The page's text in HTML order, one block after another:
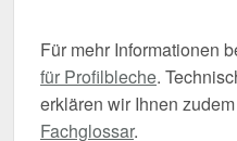
Für mehr Informationen
für Profilbleche.
erklären wir Ihnen
Fachglossar.